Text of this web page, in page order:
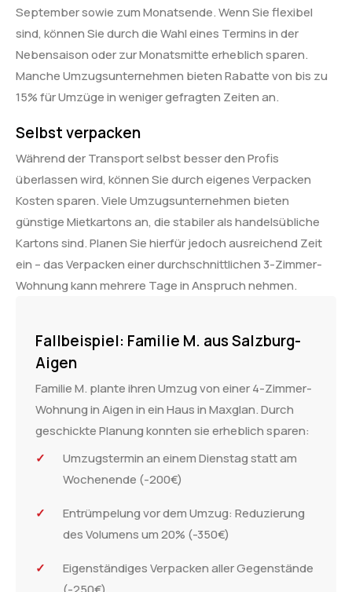
September sowie zum Monatsende. Wenn Sie flexibel
sind, können Sie durch die Wahl eines Termins in der
Nebensaison oder zur Monatsmitte erheblich sparen.
Manche Umzugsunternehmen bieten Rabatte von bis zu
15% für Umzüge in weniger gefragten Zeiten an.
Selbst verpacken
Während der Transport selbst besser den Profis
überlassen wird, können Sie durch eigenes Verpacken
Kosten sparen. Viele Umzugsunternehmen bieten
günstige Mietkartons an, die stabiler als handelsübliche
Kartons sind. Planen Sie hierfür jedoch ausreichend Zeit
ein – das Verpacken einer durchschnittlichen 3-Zimmer-
Wohnung kann mehrere Tage in Anspruch nehmen.
Fallbeispiel: Familie M. aus Salzburg-
Aigen
Familie M. plante ihren Umzug von einer 4-Zimmer-
Wohnung in Aigen in ein Haus in Maxglan. Durch
geschickte Planung konnten sie erheblich sparen:
Umzugstermin an einem Dienstag statt am
Wochenende (-200€)
Entrümpelung vor dem Umzug: Reduzierung
des Volumens um 20% (-350€)
Eigenständiges Verpacken aller Gegenstände